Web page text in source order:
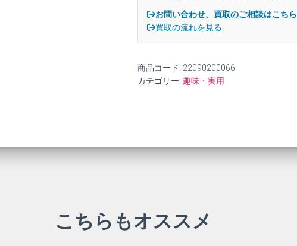
お問い合わせ、買取のご相談はこちら
買取の流れを見る
商品コード: 22090200066
カテゴリー: 趣味・実用
こちらもオススメ